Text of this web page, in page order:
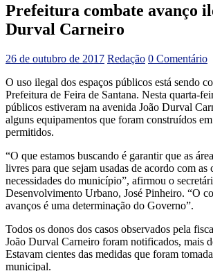
Prefeitura combate avanço
Durval Carneiro
26 de outubro de 2017 Redação 0 Comentário
O uso ilegal dos espaços públicos está sendo
Prefeitura de Feira de Santana. Nesta quarta-
públicos estiveram na avenida João Durval
alguns equipamentos que foram construídos
permitidos.
“O que estamos buscando é garantir que as
livres para que sejam usadas de acordo com as
necessidades do município”, afirmou o
Desenvolvimento Urbano, José Pinheiro. “O
avanços é uma determinação do Governo”.
Todos os donos dos casos observados pela
João Durval Carneiro foram notificados, mais
Estavam cientes das medidas que foram
municipal.